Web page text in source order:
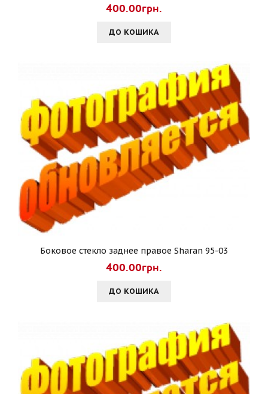
400.00грн.
ДО КОШИКА
Боковое стекло заднее правое Sharan 95-03
400.00грн.
ДО КОШИКА